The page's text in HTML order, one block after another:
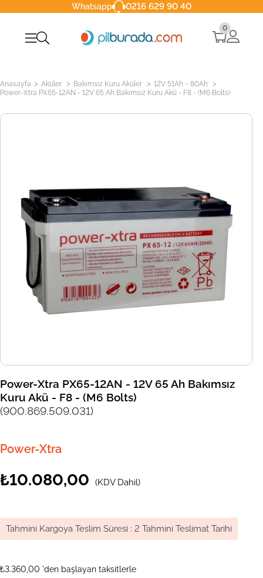
Whatsapp 0216 629 90 40
0
Anasayfa > Aküler > Bakımsız Kuru Aküler > 12V 51Ah ~ 80Ah >
Power-Xtra PX65-12AN - 12V 65 Ah Bakımsız Kuru Akü - F8 - (M6 Bolts)
Power-Xtra PX65-12AN - 12V 65 Ah Bakımsız
Kuru Akü - F8 - (M6 Bolts)
(900.869.509.031)
Power-Xtra
₺10.080,00 (KDV Dahil)
Tahmini Kargoya Teslim Süresi : 2 Tahmini Teslimat Tarihi
₺3.360,00 'den başlayan taksitlerle